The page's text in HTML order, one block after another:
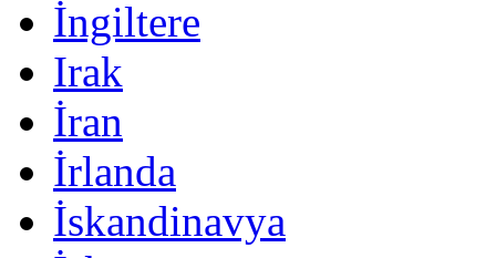
İngiltere
Irak
İran
İrlanda
İskandinavya